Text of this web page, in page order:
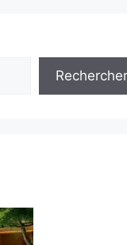
Rechercher